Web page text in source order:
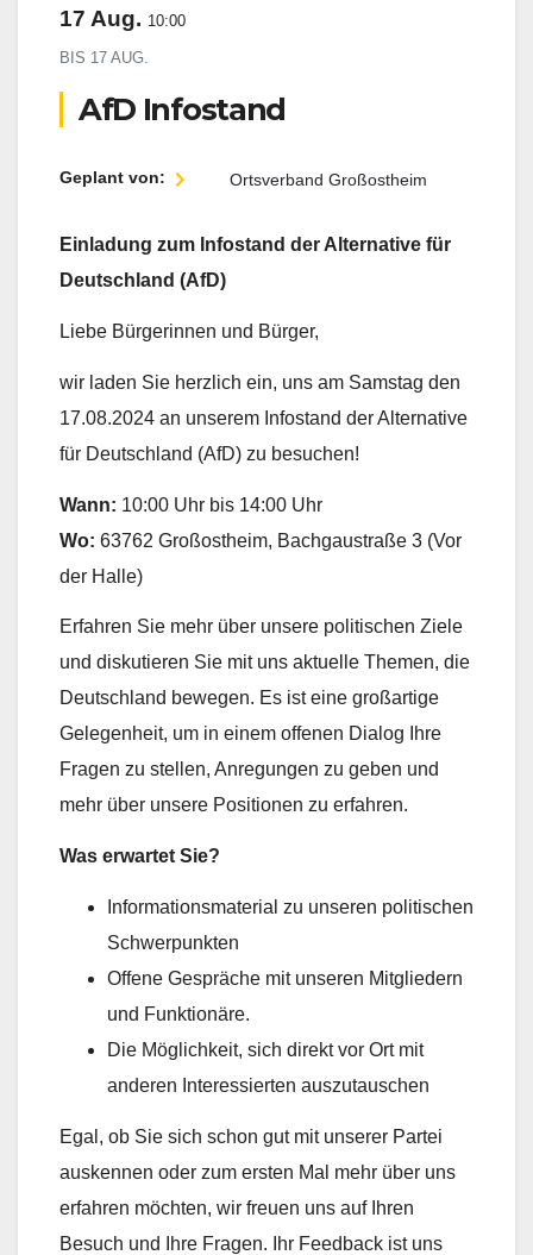
17 Aug. 10:00
BIS 17 AUG.
AfD Infostand
Geplant von: Ortsverband Großostheim
Einladung zum Infostand der Alternative für
Deutschland (AfD)
Liebe Bürgerinnen und Bürger,
wir laden Sie herzlich ein, uns am Samstag den
17.08.2024 an unserem Infostand der Alternative
für Deutschland (AfD) zu besuchen!
Wann: 10:00 Uhr bis 14:00 Uhr
Wo: 63762 Großostheim, Bachgaustraße 3 (Vor
der Halle)
Erfahren Sie mehr über unsere politischen Ziele
und diskutieren Sie mit uns aktuelle Themen, die
Deutschland bewegen. Es ist eine großartige
Gelegenheit, um in einem offenen Dialog Ihre
Fragen zu stellen, Anregungen zu geben und
mehr über unsere Positionen zu erfahren.
Was erwartet Sie?
Informationsmaterial zu unseren politischen
Schwerpunkten
Offene Gespräche mit unseren Mitgliedern
und Funktionäre.
Die Möglichkeit, sich direkt vor Ort mit
anderen Interessierten auszutauschen
Egal, ob Sie sich schon gut mit unserer Partei
auskennen oder zum ersten Mal mehr über uns
erfahren möchten, wir freuen uns auf Ihren
Besuch und Ihre Fragen. Ihr Feedback ist uns